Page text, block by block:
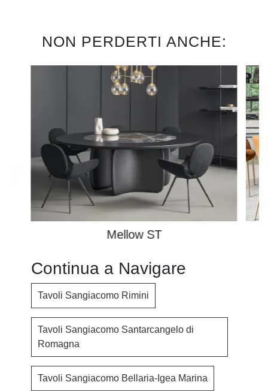
NON PERDERTI ANCHE:
Mellow ST
Continua a Navigare
Tavoli Sangiacomo Rimini
Tavoli Sangiacomo Santarcangelo di
Romagna
Tavoli Sangiacomo Bellaria-Igea Marina